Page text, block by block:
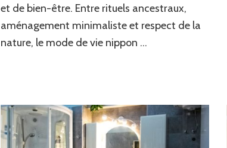
et de bien-être. Entre rituels ancestraux,
aménagement minimaliste et respect de la
nature, le mode de vie nippon …